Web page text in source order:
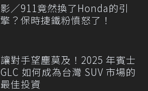
影／911竟然換了Honda的引
擎？保時捷鐵粉憤怒了！
讓對手望塵莫及！2025 年賓士
GLC 如何成為台灣 SUV 市場的
最佳投資